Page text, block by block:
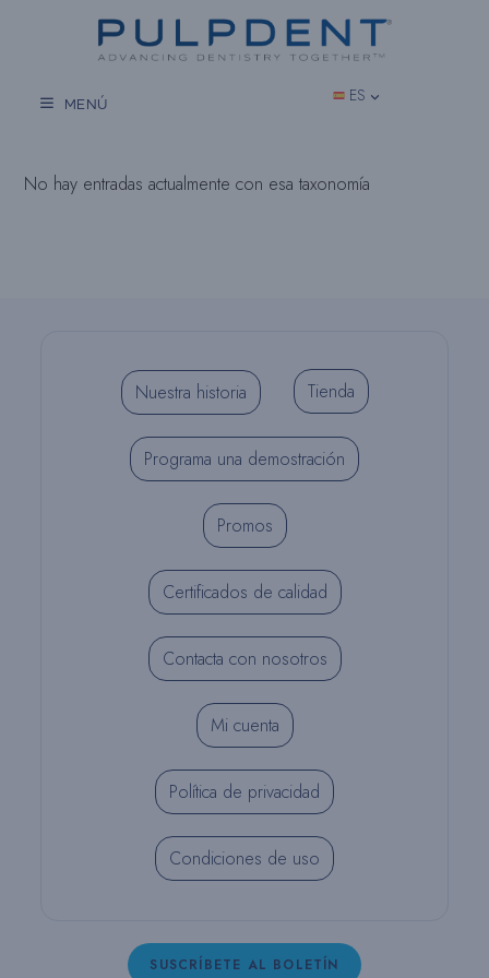
MENÚ ES
No hay entradas actualmente con esa taxonomía
Nuestra historia Tienda
Programa una demostración
Promos
Certificados de calidad
Contacta con nosotros
Mi cuenta
Política de privacidad
Condiciones de uso
SUSCRÍBETE AL BOLETÍN